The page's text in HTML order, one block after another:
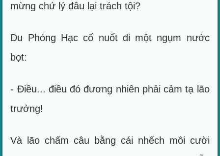
mừng chứ lý đâu lại trách tội?
Du Phóng Hạc cố nuốt đi một ngụm nước
bọt:
- Điều... điều đó đương nhiên phải cảm tạ lão
trưởng!
Và lão chấm câu bằng cái nhếch môi cười